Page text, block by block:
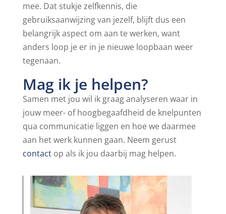
mee. Dat stukje zelfkennis, die
gebruiksaanwijzing van jezelf, blijft dus een
belangrijk aspect om aan te werken, want
anders loop je er in je nieuwe loopbaan weer
tegenaan.
Mag ik je helpen?
Samen met jou wil ik graag analyseren waar in
jouw meer- of hoogbegaafdheid de knelpunten
qua communicatie liggen en hoe we daarmee
aan het werk kunnen gaan. Neem gerust
contactop als ik jou daarbij mag helpen.